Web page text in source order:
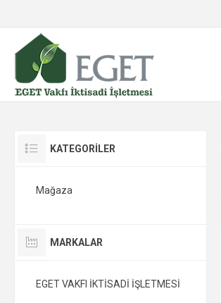
KATEGORİLER
Mağaza
MARKALAR
EGET VAKFI İKTİSADİ İŞLETMESİ